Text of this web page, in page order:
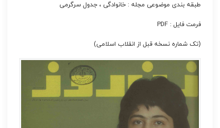
طبقه بندی موضوعی مجله : خانوادگی ، جدول سرگرمی
فرمت فایل : PDF
(تک شماره نسخه قبل از انقلاب اسلامی)